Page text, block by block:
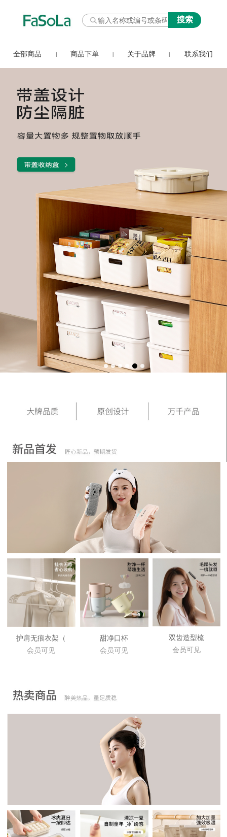
全部商品 商品下单 关于品牌 联系我们
护肩无痕衣架（
会员可见
甜净口杯
会员可见
双齿造型梳
会员可见